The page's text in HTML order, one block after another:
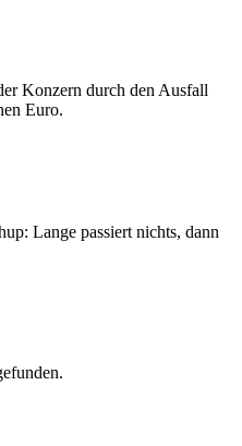
Konzern durch den Ausfall
Euro.
Lange passiert nichts, dann